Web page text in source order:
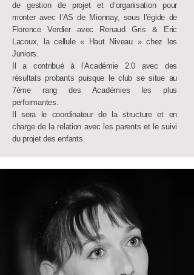
de gestion de projet et d’organisation pour
monter avec l’AS de Mionnay, sous l’égide de
Florence Verdier avec Renaud Gris & Eric
Lacoux, la cellule « Haut Niveau » chez les
Juniors.
Il a contribué à l’Académie 2.0 avec des
résultats probants puisque le club se situe au
7ème rang des Académies les plus
performantes.
Il sera le coordinateur de la structure et en
charge de la relation avec les parents et le suivi
du projet des enfants.